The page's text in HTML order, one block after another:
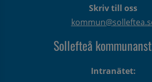
Skriv till oss
Sollefteå
Intranätet: